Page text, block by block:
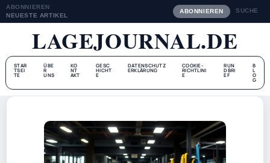
ABONNIEREN
NEUESTE ARTIKEL
ABONNIEREN SUCHE
LAGEJOURNAL.DE
STAR
TSEI
TE
ÜBE
R
UNS
KO
NT
AKT
GESC
HICHT
E
DATENSCHUTZ
ERKLÄRUNG
COOKIE-
RICHTLINI
E
RUN
DBRI
EF
B
L
O
G